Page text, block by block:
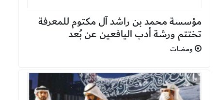
مؤسسة محمد بن راشد آل مكتوم للمعرفة
تختتم ورشة أدب اليافعين عن بُعد
ومضات